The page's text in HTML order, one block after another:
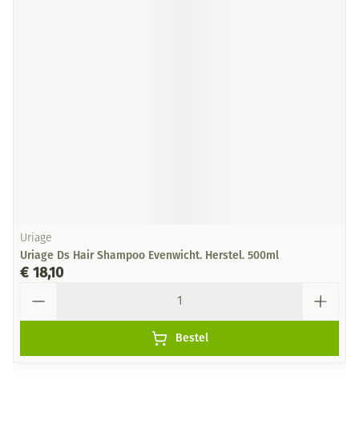
Uriage
Uriage Ds Hair Shampoo Evenwicht. Herstel. 500ml
€ 18,10
Bestel